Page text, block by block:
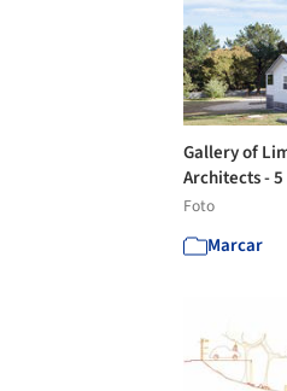
Gallery of
Architects - 5
Foto
Marcar